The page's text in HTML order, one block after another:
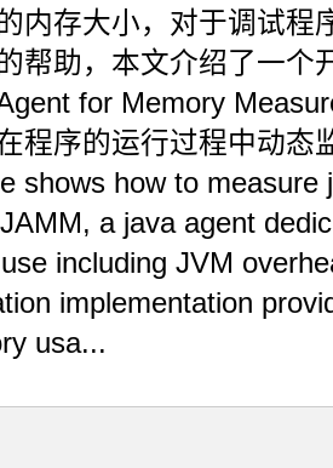
内存大小，对于调试程
帮助，本文介绍了一个
for Memory
程序的运行过程中动态
shows how to measure
a java agent
including JVM
implementation
usa...